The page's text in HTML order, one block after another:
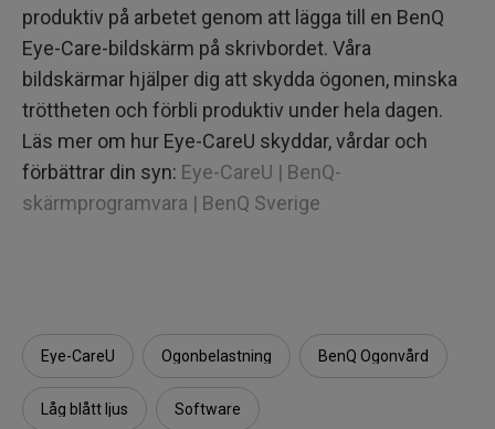
produktiv på arbetet genom att lägga till en BenQ
Eye-Care-bildskärm på skrivbordet. Våra
bildskärmar hjälper dig att skydda ögonen, minska
tröttheten och förbli produktiv under hela dagen.
Läs mer om hur Eye-CareU skyddar, vårdar och
förbättrar din syn: Eye-CareU | BenQ-
skärmprogramvara | BenQ Sverige
Eye-CareU Ögonbelastning BenQ Ögonvård
Låg blått ljus Software